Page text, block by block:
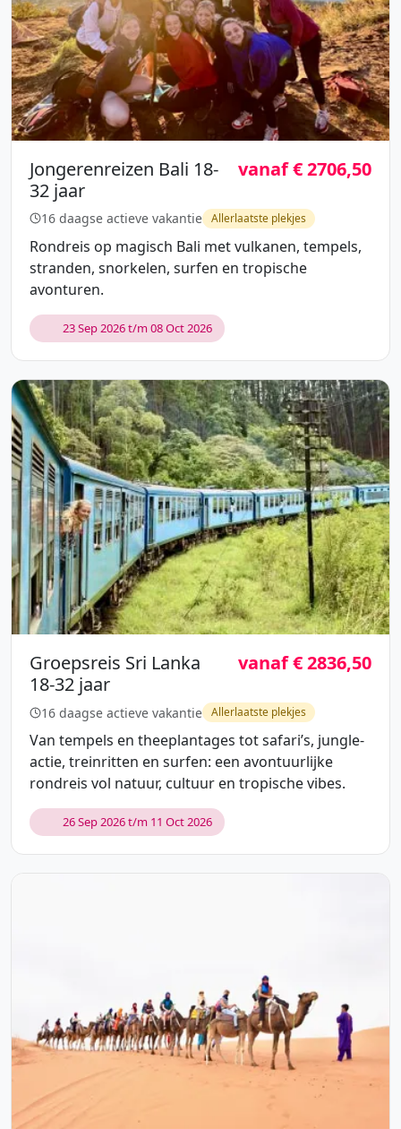
Jongerenreizen Bali 18-
32 jaar
vanaf € 2706,50
16 daagse actieve vakantie Allerlaatste plekjes
Rondreis op magisch Bali met vulkanen, tempels,
stranden, snorkelen, surfen en tropische
avonturen.
23 Sep 2026 t/m 08 Oct 2026
Groepsreis Sri Lanka
18-32 jaar
vanaf € 2836,50
16 daagse actieve vakantie Allerlaatste plekjes
Van tempels en theeplantages tot safari’s, jungle-
actie, treinritten en surfen: een avontuurlijke
rondreis vol natuur, cultuur en tropische vibes.
26 Sep 2026 t/m 11 Oct 2026